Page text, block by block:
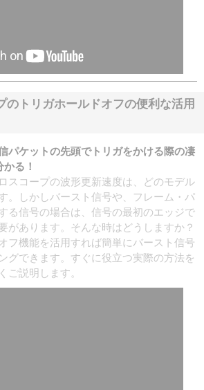
のトリガホールドオフの便利な活用
パケットの先頭でトリガをかける際の凄
る！
スコープの波形更新速度は、どのモデル
。しかしバースト信号や、フレーム・パ
る信号の場合は、信号の最初のエッジで
があります。そんな時はどうしますか？
フ機能を活用すれば簡単にバースト信号
グできます。すぐに役立つ実際の方法を
ご説明します。